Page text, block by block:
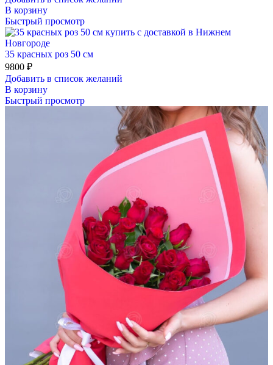
В корзину
Быстрый просмотр
35 красных роз 50 см
9800 ₽
Добавить в список желаний
В корзину
Быстрый просмотр